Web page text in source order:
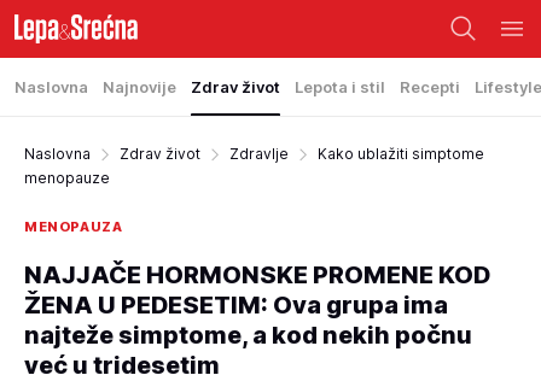
Naslovna Najnovije Zdrav život Lepota i stil Recepti Lifestyle
Naslovna Zdrav život Zdravlje
Kako ublažiti simptome
menopauze
MENOPAUZA
NAJJAČE HORMONSKE PROMENE KOD
ŽENA U PEDESETIM: Ova grupa ima
najteže simptome, a kod nekih počnu
već u tridesetim